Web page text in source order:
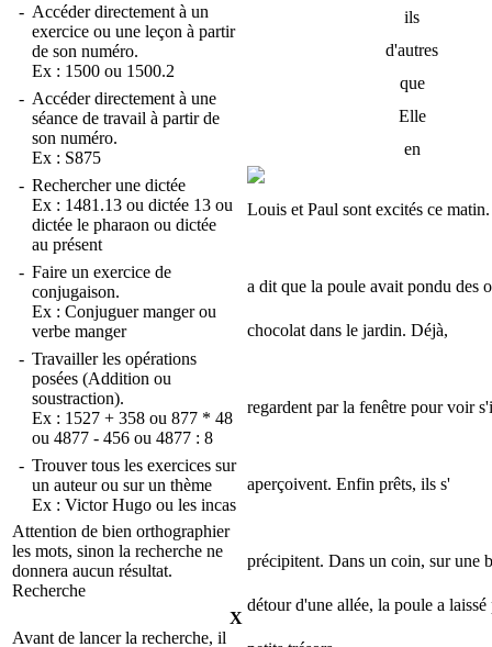
- Accéder directement à un
exercice ou une leçon à partir
de son numéro.
Ex : 1500 ou 1500.2
- Accéder directement à une
séance de travail à partir de
son numéro.
Ex : S875
- Rechercher une dictée
Ex : 1481.13 ou dictée 13 ou
dictée le pharaon ou dictée
au présent
- Faire un exercice de
conjugaison.
Ex : Conjuguer mangerou
verbe manger
- Travailler les opérations
posées (Addition ou
soustraction).
Ex : 1527 + 358 ou 877 * 48
ou 4877 - 456 ou 4877 : 8
- Trouver tous les exercices sur
un auteur ou sur un thème
Ex : Victor Hugo ou les incas
Attention de bien orthographier
les mots, sinon la recherche ne
donnera aucun résultat.
Recherche
X
Avant de lancer la recherche, il
ils
d'autres
que
Elle
en
Louis et Paul sont excités ce
a dit que la poule avait pondu des
chocolat dans le jardin. Déjà,
regardent par la fenêtre pour voir
aperçoivent. Enfin prêts, ils s'
précipitent. Dans un coin, sur une
détour d'une allée, la poule a laissé